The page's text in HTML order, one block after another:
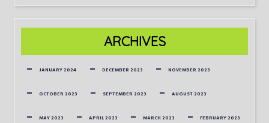
ARCHIVES
JANUARY 2024 DECEMBER 2023 NOVEMBER 2023
OCTOBER 2023 SEPTEMBER 2023 AUGUST 2023
MAY 2023 APRIL 2023 MARCH 2023 FEBRUARY 2023